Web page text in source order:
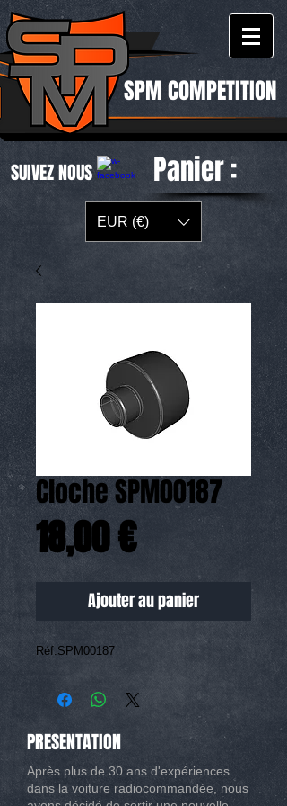
SPM COMPETITION
SUIVEZ NOUS Panier :
EUR (€)
Cloche SPM00187
18,00 €Prix
Ajouter au panier
Réf.SPM00187
PRESENTATION
Après plus de 30 ans d'expériences
dans la voiture radiocommandée, nous